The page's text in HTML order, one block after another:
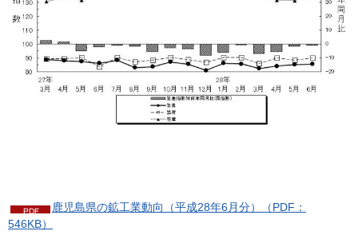
鹿児島県の鉱工業動向（平成28年6月分）（PDF：
546KB）